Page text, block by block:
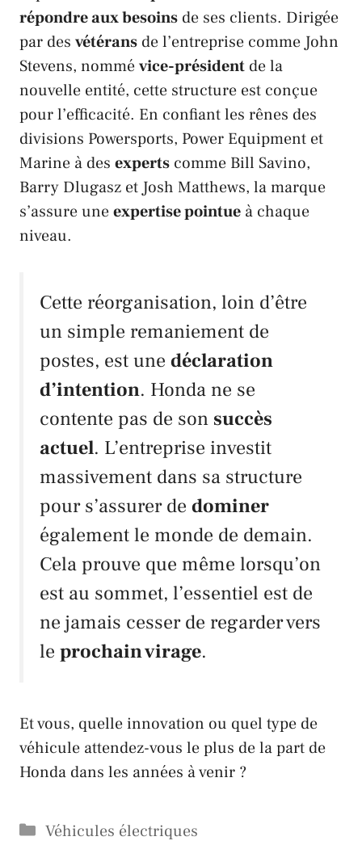
répondre aux besoins de ses clients. Dirigée
par des vétérans de l’entreprise comme John
Stevens, nommévice-président de la
nouvelle entité, cette structure est conçue
pour l’efficacité. En confiant les rênes des
divisions Powersports, Power Equipment et
Marine à des experts comme Bill Savino,
Barry Dlugasz et Josh Matthews, la marque
s’assure uneexpertise pointue à chaque
niveau.
Cette réorganisation, loin d’être
un simple remaniement de
postes, est une déclaration
d’intention. Honda ne se
contente pas de son succès
actuel. L’entreprise investit
massivement dans sa structure
pour s’assurer de dominer
également le monde de demain.
Cela prouve que même lorsqu’on
est au sommet, l’essentiel est de
ne jamais cesser de regarder vers
le prochain virage.
Et vous, quelle innovation ou quel type de
véhicule attendez-vous le plus de la part de
Honda dans les années à venir ?
Catégories
Véhicules électriques